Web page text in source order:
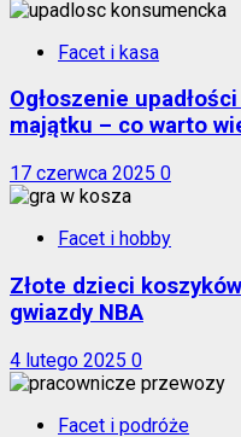
Facet i kasa
Ogłoszenie
majątku – co warto
17 czerwca 2025 0
Facet i hobby
Złote dzieci
gwiazdy NBA
4 lutego 2025 0
Facet i podróże